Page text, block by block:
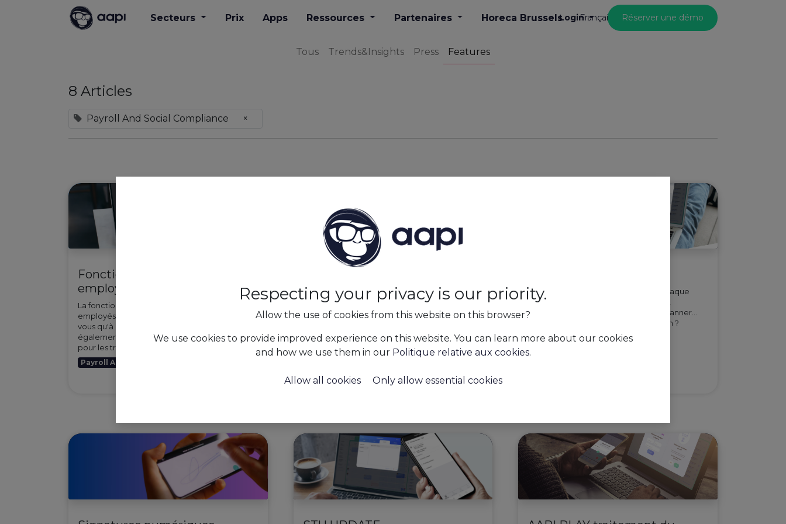
Secteurs Prix Apps ​Ressources Partenaires Horeca Brussels Français
Login Réserver une démo
Tous Trends&Insights Press Features
8 Articles
Payroll And Social Compliance ×
Fonction Dimona pour les
employés non belges
La fonction Dimona de l'AAPI pour les
employés de nationalité étrangère : Saviez-
vous qu'à partir de l'AAPI, vous pouvez
également introduire des déclarations Dimona
pour les travailleurs qui n'ont pa...
Payroll And Social Compliance
Déclaration Dimona
Imaginons... ...vous avez planifié un employé
flexible, mais en raison du mauvais temps, vous
collègue. La déclaration Dimona a déjà été
faite, et vous ne pen...
Un nouveau contrat de travail pour chaque
nouvel employé…🤔 Et puis l’imprimer,
l'envoyer, le signer avec un stylo, le scanner...
Oui, bon… Vous avez mieux à faire, non ?
Franchement ? On a mieux à fai...
Respecting your privacy is our priority.
Allow the use of cookies from this website on this browser?
We use cookies to provide improved experience on this website. You can learn more about our cookies
and how we use them in our Politique relative aux cookies.
Allow all cookies Only allow essential cookies